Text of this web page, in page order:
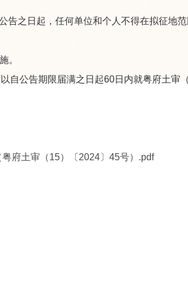
之日起，任何单位和个人不得在拟征地
。
公告期限届满之日起60日内就粤府土审
府土审（15）〔2024〕45号）.pdf